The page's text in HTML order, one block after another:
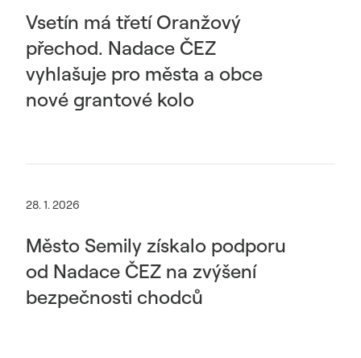
Vsetín má třetí Oranžový
přechod. Nadace ČEZ
vyhlašuje pro města a obce
nové grantové kolo
28. 1. 2026
Město Semily získalo podporu
od Nadace ČEZ na zvýšení
bezpečnosti chodců